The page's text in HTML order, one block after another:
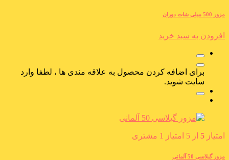
مزور 500 میلی شات دوران
افزودن به سبد خرید
برای اضافه کردن محصول به علاقه مندی ها ، لطفا وارد
سایت شوید.
امتیاز 5 از 5 امتیاز 1 مشتری
مزور گیلاسی 50 آلمانی